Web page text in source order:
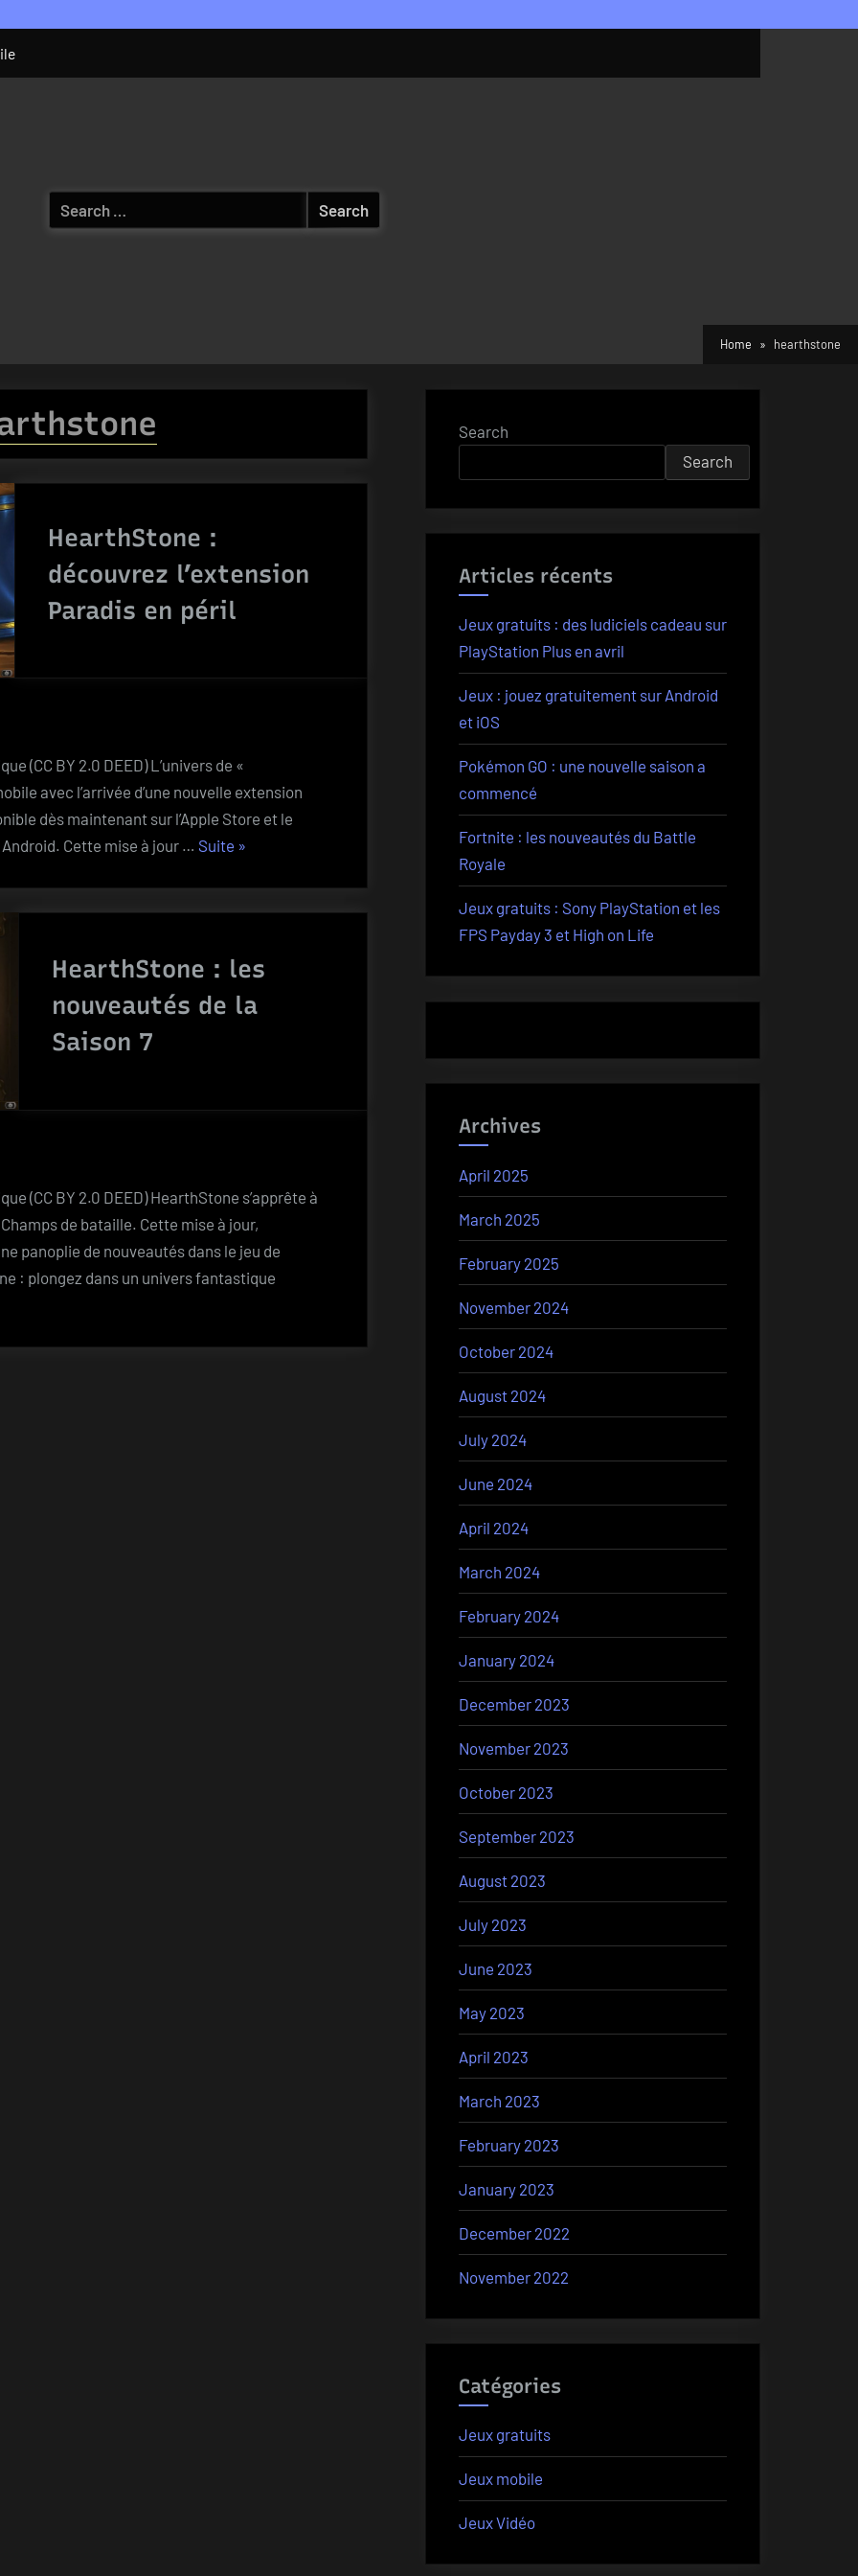
Search
for:
Home hearthstone
HearthStone :
découvrez l’extension
Paradis en péril
(CC BY 2.0 DEED) L’univers de «
avec l’arrivée d’une nouvelle extension
dès maintenant sur l’Apple Store et le
Cette mise à jour … Suite “HearthStone
en
péril”
»
HearthStone : les
nouveautés de la
Saison 7
(CC BY 2.0 DEED) HearthStone s’apprête à
de bataille. Cette mise à jour,
panoplie de nouveautés dans le jeu de
: plongez dans un univers fantastique
Search
Search
Articles récents
Jeux gratuits : des ludiciels cadeau sur
PlayStation Plus en avril
Jeux : jouez gratuitement sur Android
et iOS
Pokémon GO : une nouvelle saison a
commencé
Fortnite : les nouveautés du Battle
Royale
Jeux gratuits : Sony PlayStation et les
FPS Payday 3 et High on Life
Archives
April 2025
March 2025
February 2025
November 2024
October 2024
August 2024
July 2024
June 2024
April 2024
March 2024
February 2024
January 2024
December 2023
November 2023
October 2023
September 2023
August 2023
July 2023
June 2023
May 2023
April 2023
March 2023
February 2023
January 2023
December 2022
November 2022
Catégories
Jeux gratuits
Jeux mobile
Jeux Vidéo